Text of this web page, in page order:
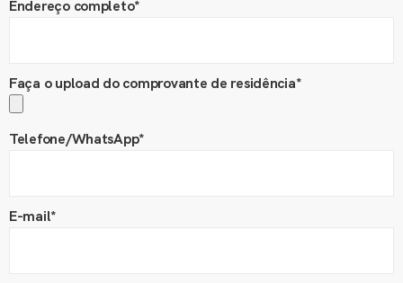
Endereço completo*
Faça o upload do comprovante de residência*
Telefone/WhatsApp*
E-mail*